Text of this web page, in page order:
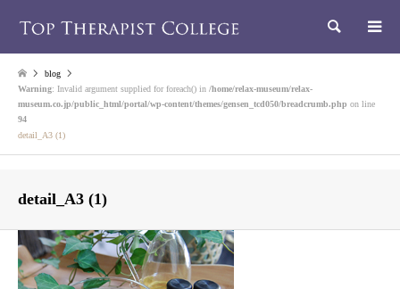
検索
blog
Warning: Invalid argument supplied for foreach() in /home/relax-museum/relax-
museum.co.jp/public_html/portal/wp-content/themes/gensen_tcd050/breadcrumb.php on line
94
detail_A3 (1)
detail_A3 (1)